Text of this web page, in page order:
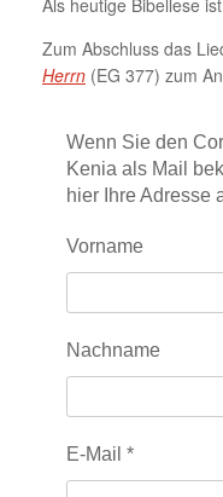
Als heutige Bibellese ist
Zum Abschluss das
Herrn (EG 377) zum
Wenn Sie den
Kenia als Mail
hier Ihre Adresse
Vorname
Nachname
E-Mail *